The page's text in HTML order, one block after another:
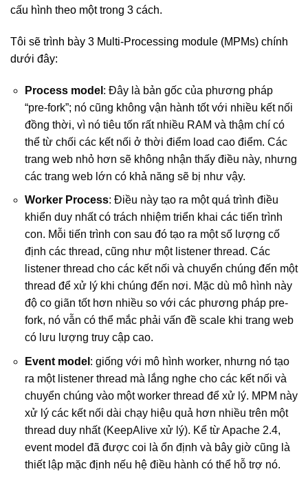
cấu hình theo một trong 3 cách.
Tôi sẽ trình bày 3 Multi-Processing module (MPMs) chính
dưới đây:
Process model : Đây là bản gốc của phương pháp
“pre-fork”; nó cũng không vận hành tốt với nhiều kết nối
đồng thời, vì nó tiêu tốn rất nhiều RAM và thậm chí có
thể từ chối các kết nối ở thời điểm load cao điểm. Các
trang web nhỏ hơn sẽ không nhận thấy điều này, nhưng
các trang web lớn có khả năng sẽ bị như vậy.
Worker Process: Điều này tạo ra một quá trình điều
khiển duy nhất có trách nhiệm triển khai các tiến trình
con. Mỗi tiến trình con sau đó tạo ra một số lượng cố
định các thread, cũng như một listener thread. Các
listener thread cho các kết nối và chuyển chúng đến một
thread để xử lý khi chúng đến nơi. Mặc dù mô hình này
độ co giãn tốt hơn nhiều so với các phương pháp pre-
fork, nó vẫn có thể mắc phải vấn đề scale khi trang web
có lưu lượng truy cập cao.
Event model : giống với mô hình worker, nhưng nó tạo
ra một listener thread mà lắng nghe cho các kết nối và
chuyển chúng vào một worker thread để xử lý. MPM này
xử lý các kết nối dài chạy hiệu quả hơn nhiều trên một
thread duy nhất (KeepAlive xử lý). Kể từ Apache 2.4,
event model đã được coi là ổn định và bây giờ cũng là
thiết lập mặc định nếu hệ điều hành có thể hỗ trợ nó.